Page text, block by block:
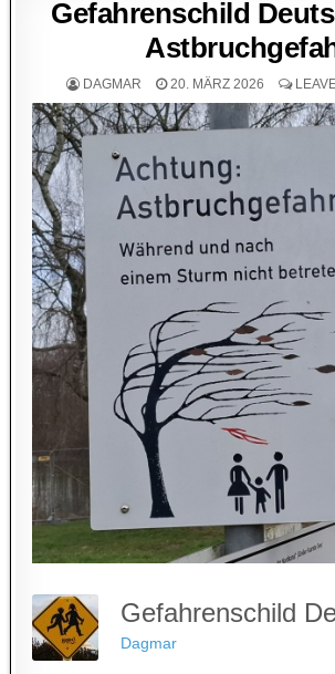
Gefahrenschild
DAGMAR 20. MÄRZ 2026
Dagmar